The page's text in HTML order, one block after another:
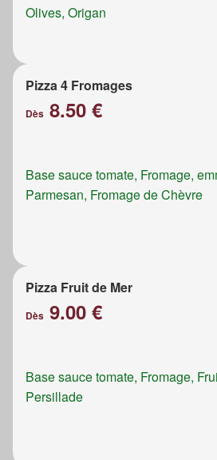
Olives, Origan
Pizza 4 Fromages
Dès 8.50 €
Base sauce tomate, Fromage,
Parmesan, Fromage de Chèvre
Pizza Fruit de Mer
Dès 9.00 €
Base sauce tomate, Fromage,
Persillade